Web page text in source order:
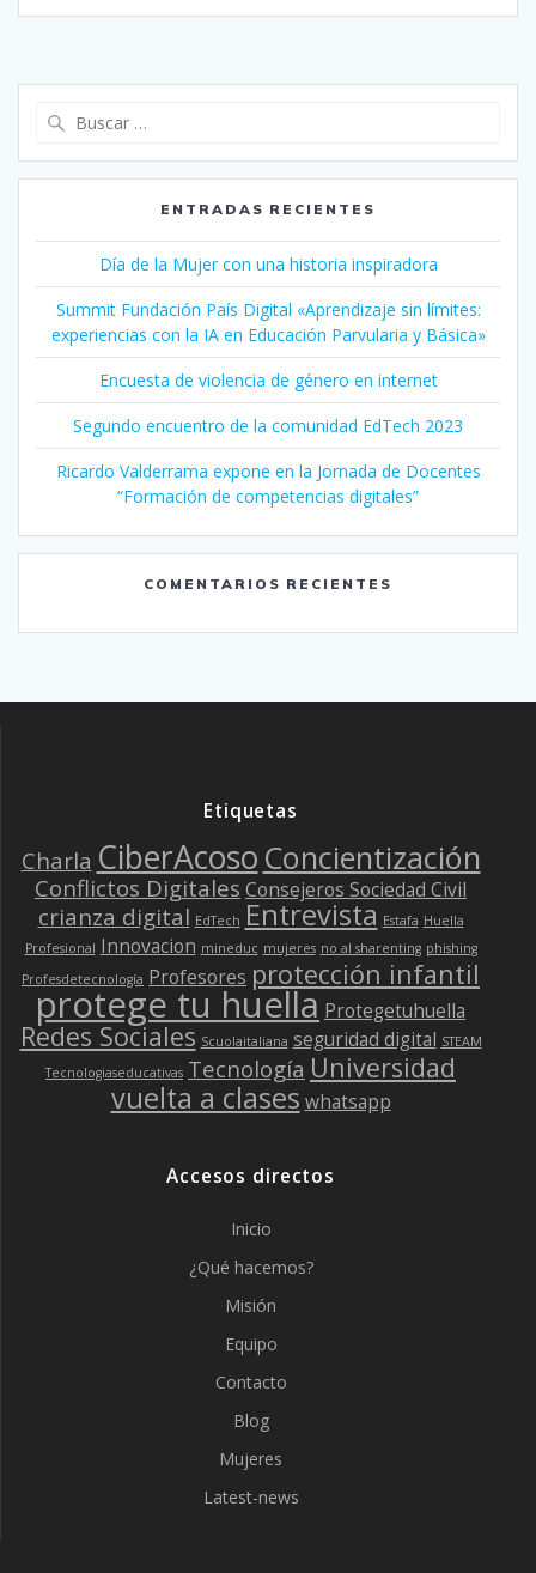
ENTRADAS RECIENTES
Día de la Mujer con una historia inspiradora
Summit Fundación País Digital «Aprendizaje sin límites:
experiencias con la IA en Educación Parvularia y Básica»
Encuesta de violencia de género en internet
Segundo encuentro de la comunidad EdTech 2023
Ricardo Valderrama expone en la Jornada de Docentes
“Formación de competencias digitales”
COMENTARIOS RECIENTES
Etiquetas
Charla CiberAcoso Concientización
Conflictos Digitales Consejeros Sociedad Civil
crianza digital EdTech Entrevista Estafa Huella
Profesional Innovacion mineduc mujeres no al sharenting phishing
Profesdetecnología Profesores protección infantil
protege tu huella Protegetuhuella
Redes Sociales Scuolaitaliana seguridad digital STEAM
Tecnologiaseducativas Tecnología Universidad
vuelta a clases whatsapp
Accesos directos
Inicio
¿Qué hacemos?
Misión
Equipo
Contacto
Blog
Mujeres
Latest-news